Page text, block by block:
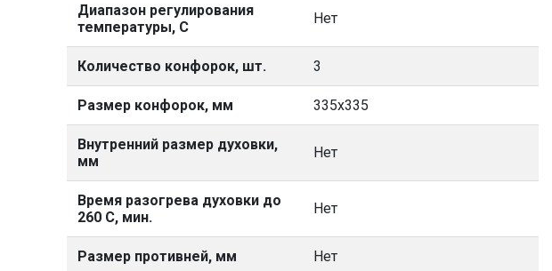
Диапазон регулирования
температуры, С
Нет
Количество конфорок, шт. 3
Размер конфорок, мм 335х335
Внутренний размер духовки,
мм
Нет
Время разогрева духовки до
260 С, мин.
Нет
Размер противней, мм Нет